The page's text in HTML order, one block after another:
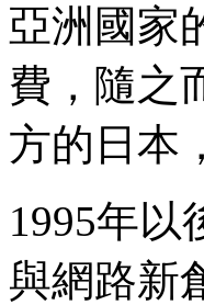
亞洲國家
費，隨之
方的日本
1995年以
與網路新